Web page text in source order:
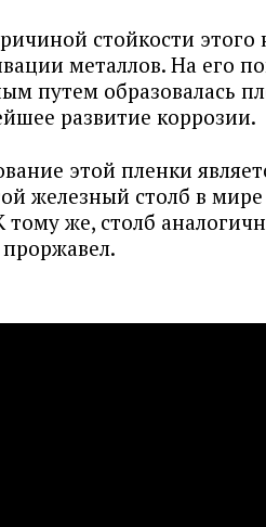
стойкости этого
металлов. На его
путем образовалась
развитие коррозии.
этой пленки
железный столб в
же, столб